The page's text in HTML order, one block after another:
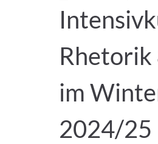
im
2024/25